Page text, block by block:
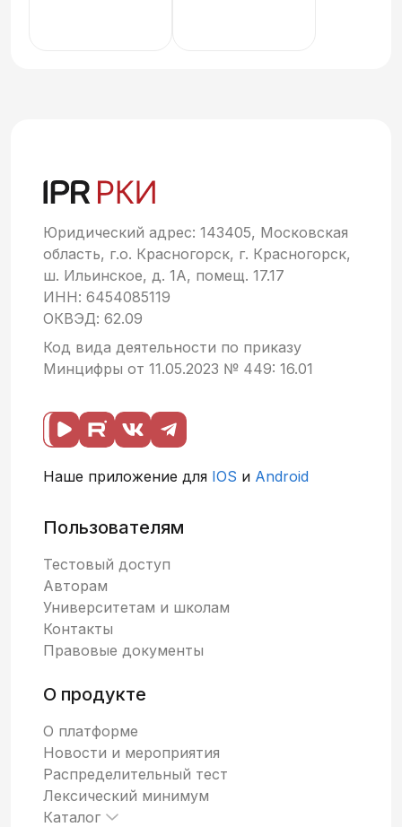
Юридический адрес: 143405, Московская
область, г.о. Красногорск, г. Красногорск,
ш. Ильинское, д. 1А, помещ. 17.17
ИНН: 6454085119
ОКВЭД: 62.09
Код вида деятельности по приказу
Минцифры от 11.05.2023 № 449: 16.01
Наше приложение для IOS и Android
Пользователям
Тестовый доступ
Авторам
Университетам и школам
Контакты
Правовые документы
О продукте
О платформе
Новости и мероприятия
Распределительный тест
Лексический минимум
Каталог